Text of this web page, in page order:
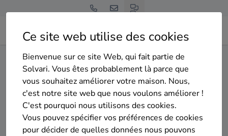
Ce site web utilise des cookies
Bienvenue sur ce site Web, qui fait partie de
Solvari. Vous êtes probablement là parce que
vous souhaitez améliorer votre maison. Nous,
c'est notre site web que nous voulons améliorer !
C'est pourquoi nous utilisons des cookies.
Vous pouvez spécifier vos préférences de cookies
pour décider de quelles données nous pouvons
Home Panneaux solaires Liège Ans
Gratuit et sans engagement
Top 20 des installateurs de
panneaux solaires à Ans